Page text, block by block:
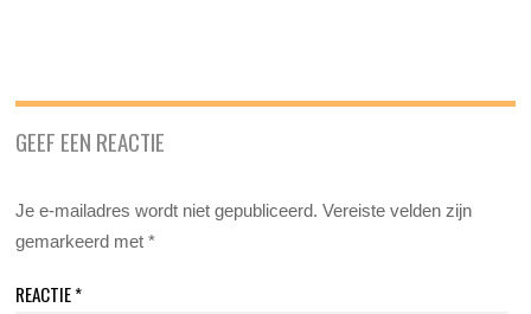
GEEF EEN REACTIE
Je e-mailadres wordt niet gepubliceerd. Vereiste velden zijn
gemarkeerd met*
REACTIE*